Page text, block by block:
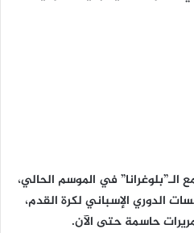
الـ”بلوغرانا” في الموسم الحالي،
الدوري الإسباني لكرة القدم،
حاسمة حتى الآن.